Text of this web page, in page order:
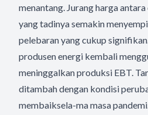
menantang. Jurang harga
yang tadinya semakin
pelebaran yang cukup
produsen energi kembali
meninggalkan produksi EBT.
ditambah dengan kondisi
membaiksela-ma masa